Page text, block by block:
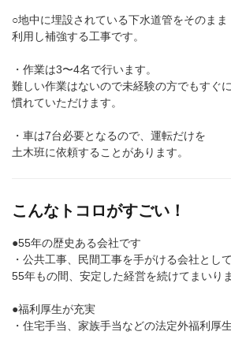
○地中に埋設されている下水道管をそのまま
利用し補強する工事です。
・作業は3〜4名で行います。
難しい作業はないので未経験の方でもすぐに
慣れていただけます。
・車は7台必要となるので、運転だけを
土木班に依頼することがあります。
こんなトコロがすごい！
●55年の歴史ある会社です
・公共工事、民間工事を手がける会社として
55年もの間、安定した経営を続けてまいり
●福利厚生が充実
・住宅手当、家族手当などの法定外福利厚